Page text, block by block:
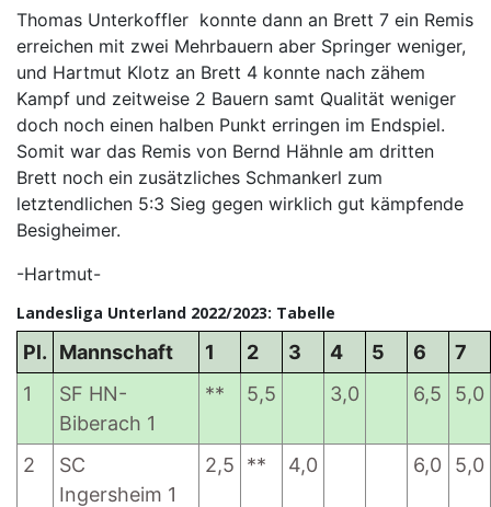
Thomas Unterkoffler konnte dann an Brett 7 ein Remis
erreichen mit zwei Mehrbauern aber Springer weniger,
und Hartmut Klotz an Brett 4 konnte nach zähem
Kampf und zeitweise 2 Bauern samt Qualität weniger
doch noch einen halben Punkt erringen im Endspiel.
Somit war das Remis von Bernd Hähnle am dritten
Brett noch ein zusätzliches Schmankerl zum
letztendlichen 5:3 Sieg gegen wirklich gut kämpfende
Besigheimer.
-Hartmut-
Landesliga Unterland 2022/2023: Tabelle
Pl. Mannschaft 1 2 3 4 5 6
7
1
SF HN-
Biberach 1
** 5,5 3,0 6,5 5,0
2
SC
Ingersheim 1
2,5 ** 4,0 6,0 5,0